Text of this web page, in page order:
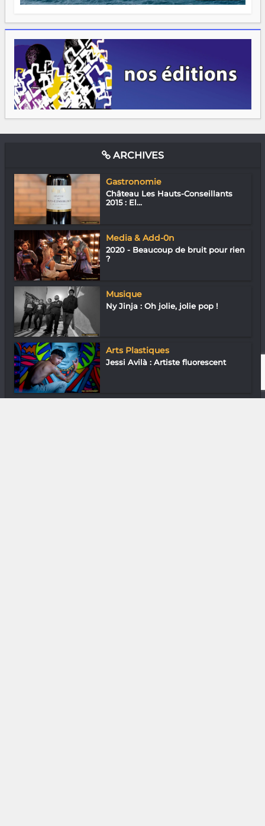
ARCHIVES
Gastronomie
Château Les Hauts-Conseillants
2015 : El...
Media & Add-0n
2020 - Beaucoup de bruit pour rien
?
Musique
Ny Jinja : Oh jolie, jolie pop !
Arts Plastiques
Jessi Avilà : Artiste fluorescent